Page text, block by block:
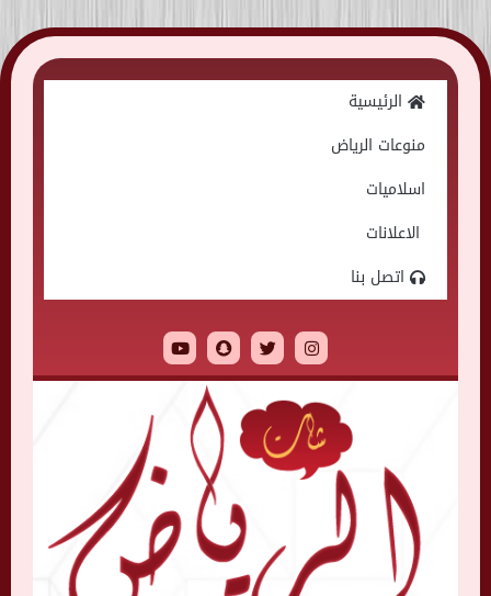
Skip
to
الرئيسية
منوعات الرياض
اسلاميات
الاعلانات
اتصل بنا